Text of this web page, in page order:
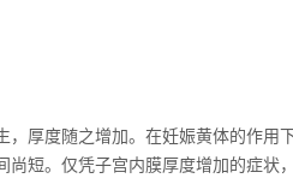
厚度随之增加。在妊娠黄体的作用
短。仅凭子宫内膜厚度增加的症状